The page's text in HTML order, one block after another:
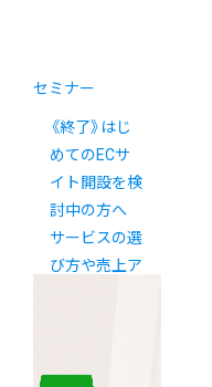
セミナー
《終了》はじ
めてのECサ
イト開設を検
討中の方へ
サービスの選
び方や売上ア
プ説明会」開